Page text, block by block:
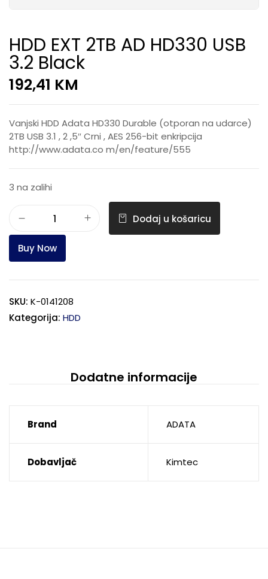
HDD EXT 2TB AD HD330 USB
3.2 Black
192,41 KM
Vanjski HDD Adata HD330 Durable (otporan na udarce)
2TB USB 3.1 , 2 ,5″ Crni , AES 256-bit enkripcija
http://www.adata.co m/en/feature/555
3 na zalihi
Dodaj u košaricu
Buy Now
SKU: K-0141208
Kategorija: HDD
Dodatne informacije
Brand ADATA
Dobavljač Kimtec